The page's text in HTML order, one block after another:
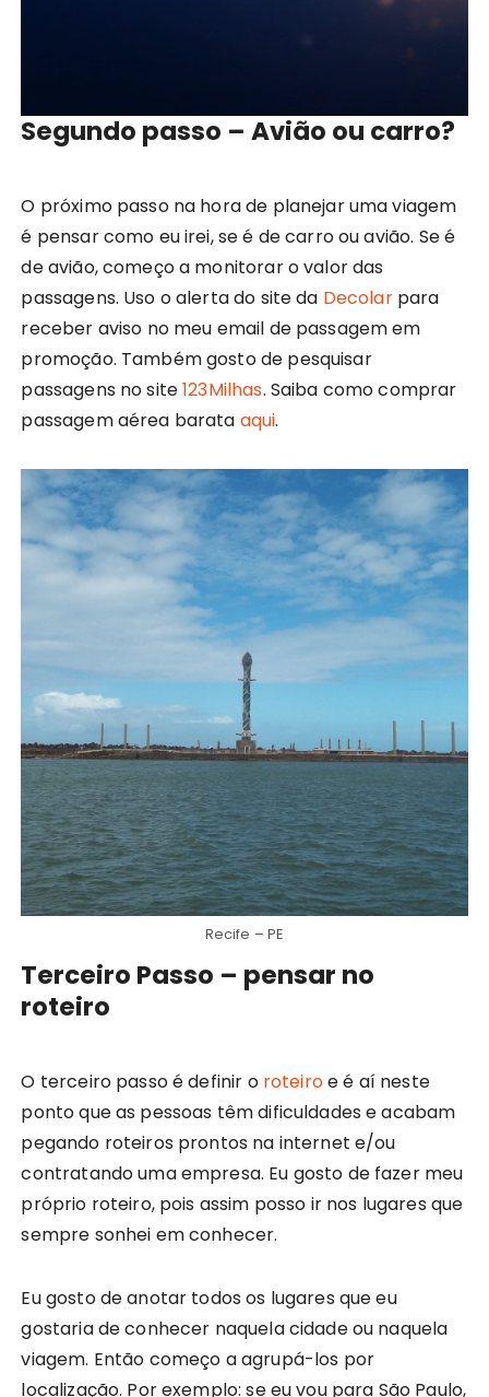
Segundo passo – Avião ou carro?
O próximo passo na hora de planejar uma viagem
é pensar como eu irei, se é de carro ou avião. Se é
de avião, começo a monitorar o valor das
passagens. Uso o alerta do site da Decolarpara
receber aviso no meu email de passagem em
promoção. Também gosto de pesquisar
passagens no site123Milhas. Saiba como comprar
passagem aérea barata aqui.
Recife – PE
Terceiro Passo – pensar no
roteiro
O terceiro passo é definir o roteiroe é aí neste
ponto que as pessoas têm dificuldades e acabam
pegando roteiros prontos na internet e/ou
contratando uma empresa. Eu gosto de fazer meu
próprio roteiro, pois assim posso ir nos lugares que
sempre sonhei em conhecer.
Eu gosto de anotar todos os lugares que eu
gostaria de conhecer naquela cidade ou naquela
viagem. Então começo a agrupá-los por
localização. Por exemplo: se eu vou para São Paulo,